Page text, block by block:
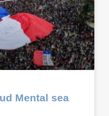
Mental sea